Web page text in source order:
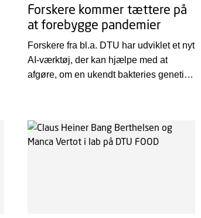
Forskere kommer tættere på
at forebygge pandemier
Forskere fra bl.a. DTU har udviklet et nyt
AI-værktøj, der kan hjælpe med at
afgøre, om en ukendt bakteries genetik
kunne opdage skadelige bakterier, selv
før de når at inficere det første
menneske.